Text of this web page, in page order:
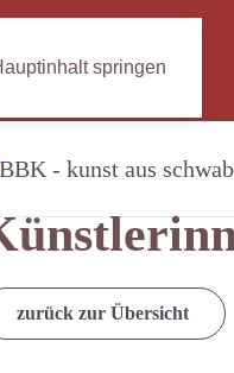
springen
zurück zur Übersicht